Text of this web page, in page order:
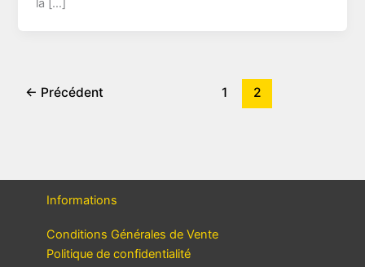
la […]
← Précédent 1 2
Informations
Conditions Générales de Vente
Politique de confidentialité